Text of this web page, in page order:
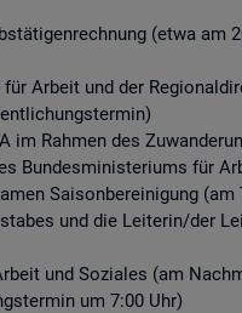
(etwa
Ar­beit und der
im Rah­men des
Bun­des­mi­nis­te­ri­ums für
Sai­son­be­rei­ni­gung
und die Lei­te­rin/der
und So­zia­les (am
um 7:00 Uhr)